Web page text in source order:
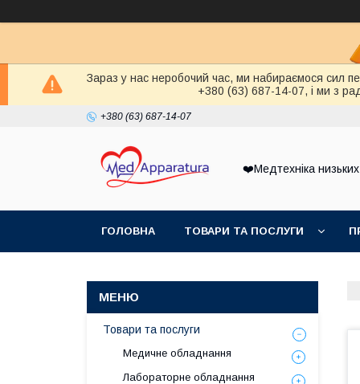
Зараз у нас неробочий час, ми набираємося сил
+380 (63) 687-14-07, і ми з
+380 (63) 687-14-07
❤️Медтехніка низьких
ГОЛОВНА ТОВАРИ ТА ПОСЛУГИ
Товари та послуги
Медичне обладнання
Лабораторне обладнання